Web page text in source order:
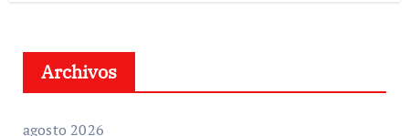
Archivos
agosto 2026